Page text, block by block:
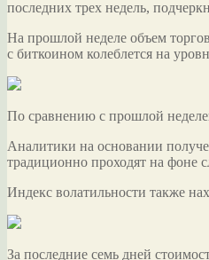
последних трех недель,
На прошлой неделе объем
с биткоином колеблется на
По сравнению с прошлой
Аналитики на основании
традиционно проходят на фоне
Индекс волатильности также
За последние семь дней